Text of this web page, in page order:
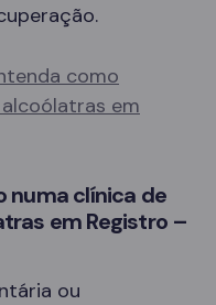
como
em
numa clínica de
em Registro –
ou